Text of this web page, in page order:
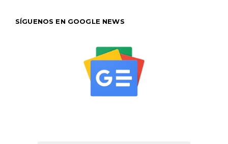
SÍGUENOS EN GOOGLE NEWS